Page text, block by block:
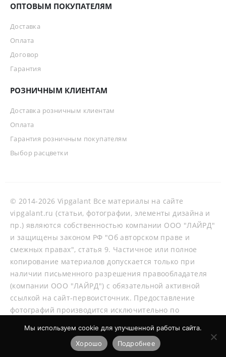
ОПТОВЫМ ПОКУПАТЕЛЯМ
Доставка
Оплата
Договор
Гарантия
РОЗНИЧНЫМ КЛИЕНТАМ
Доставка розничным клиентам
Оплата
Гарантия розничным покупателям
Выбор расцветки
© 2014-2026 Vipgalant Все материалы на сайте
vipgalant.ru (статьи, фотографии, элементы дизайна и
пр.) являются собственностью компании ООО "ЛАЙРД"
и защищены законом РФ "Об авторском праве и
смежных правах", статья 9. Частичное или полное
копирование материалов допускается только при
наличии письменного разрешения правообладателя
(компании ООО "ЛАЙРД") с обязательной активной
ссылкой на сайт-первоисточник. Предоставление
фотографий производится исключительно по
Мы используем cookie для улучшенной работы сайта.
Хорошо
Подробнее